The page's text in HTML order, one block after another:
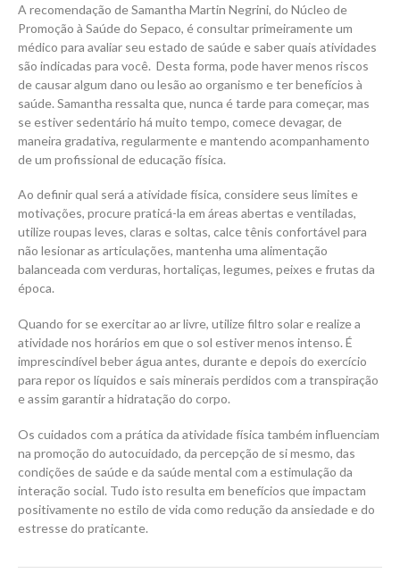
A recomendação de Samantha Martin Negrini, do Núcleo de
Promoção à Saúde do Sepaco, é consultar primeiramente um
médico para avaliar seu estado de saúde e saber quais atividades
são indicadas para você. Desta forma, pode haver menos riscos
de causar algum dano ou lesão ao organismo e ter benefícios à
saúde. Samantha ressalta que, nunca é tarde para começar, mas
se estiver sedentário há muito tempo, comece devagar, de
maneira gradativa, regularmente e mantendo acompanhamento
de um profissional de educação física.
Ao definir qual será a atividade física, considere seus limites e
motivações, procure praticá-la em áreas abertas e ventiladas,
utilize roupas leves, claras e soltas, calce tênis confortável para
não lesionar as articulações, mantenha uma alimentação
balanceada com verduras, hortaliças, legumes, peixes e frutas da
época.
Quando for se exercitar ao ar livre, utilize filtro solar e realize a
atividade nos horários em que o sol estiver menos intenso. É
imprescindível beber água antes, durante e depois do exercício
para repor os líquidos e sais minerais perdidos com a transpiração
e assim garantir a hidratação do corpo.
Os cuidados com a prática da atividade física também influenciam
na promoção do autocuidado, da percepção de si mesmo, das
condições de saúde e da saúde mental com a estimulação da
interação social. Tudo isto resulta em benefícios que impactam
positivamente no estilo de vida como redução da ansiedade e do
estresse do praticante.